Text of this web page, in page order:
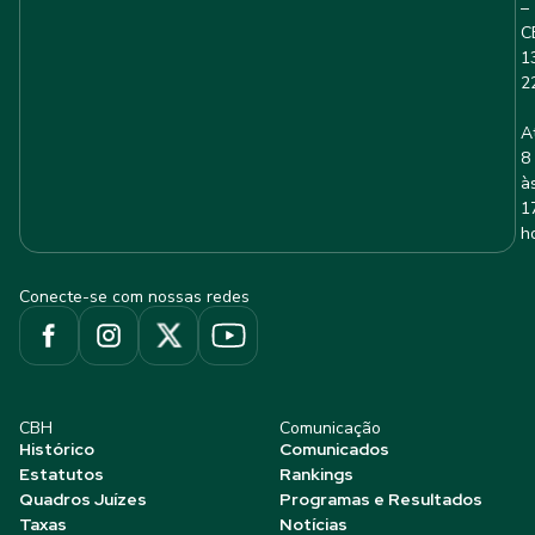
–
8
Conecte-se com nossas redes
CBH
Histórico
Estatutos
Quadros Juízes
Taxas
Comunicação
Comunicados
Rankings
Programas e Resultados
Notícias